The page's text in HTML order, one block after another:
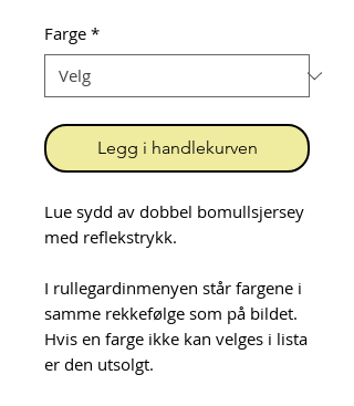
Farge *
Legg i handlekurven
Lue sydd av dobbel bomullsjersey
med reflekstrykk.
I rullegardinmenyen står fargene i
samme rekkefølge som på bildet.
Hvis en farge ikke kan velges i lista
er den utsolgt.